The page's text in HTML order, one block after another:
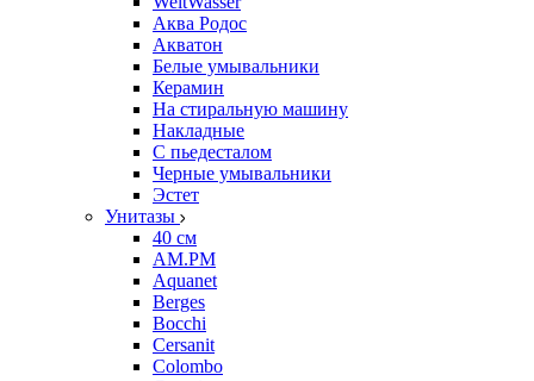
Аква Родос
Акватон
Белые умывальники
Керамин
На стиральную машину
Накладные
С пьедесталом
Черные умывальники
Эстет
Унитазы
40 см
AM.PM
Aquanet
Berges
Bocchi
Cersanit
Colombo